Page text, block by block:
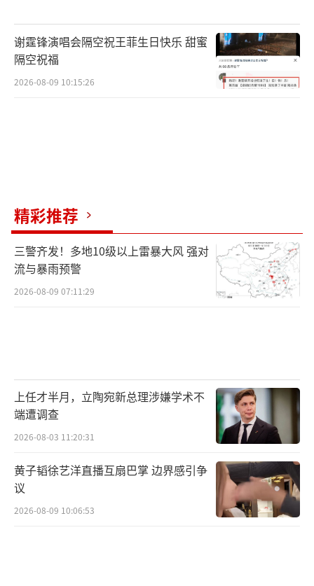
谢霆锋演唱会隔空祝王菲生日快乐 甜蜜
隔空祝福
2026-08-09 10:15:26
精彩推荐
三警齐发！多地10级以上雷暴大风 强对
流与暴雨预警
2026-08-09 07:11:29
上任才半月，立陶宛新总理涉嫌学术不
端遭调查
2026-08-03 11:20:31
黄子韬徐艺洋直播互扇巴掌 边界感引争
议
2026-08-09 10:06:53